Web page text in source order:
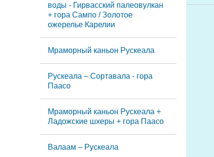
воды - Гирвасский палеовулкан
+ гора Сампо / Золотое
ожерелье Карелии
Мраморный каньон Рускеала
Рускеала – Сортавала - гора
Паасо
Мраморный каньон Рускеала +
Ладожские шхеры + гора Паасо
Валаам – Рускеала